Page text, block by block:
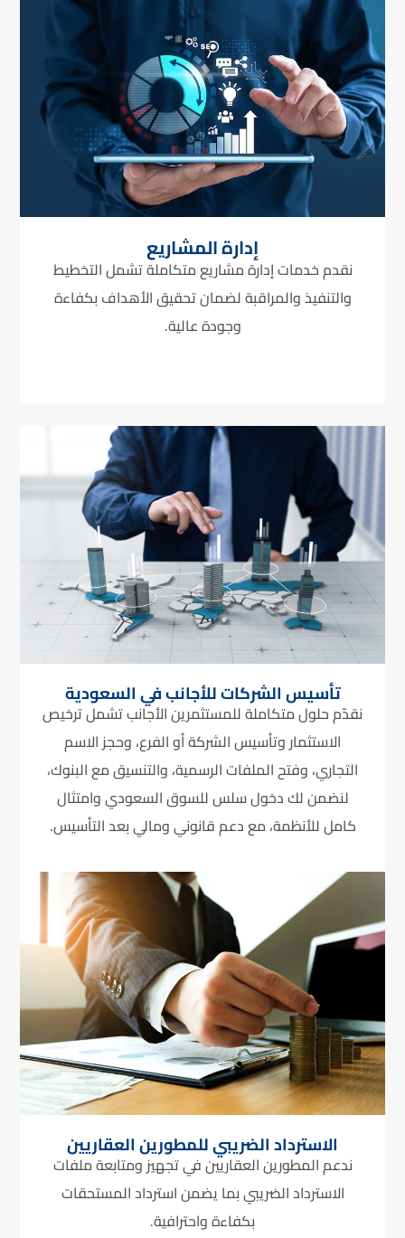
إدارة المشاريع
نقدم خدمات إدارة مشاريع متكاملة تشمل التخطيط
والتنفيذ والمراقبة لضمان تحقيق الأهداف بكفاءة
وجودة عالية.
تأسيس الشركات للأجانب في السعودية
نقدّم حلول متكاملة للمستثمرين الأجانب تشمل ترخيص
الاستثمار وتأسيس الشركة أو الفرع، وحجز الاسم
التجاري، وفتح الملفات الرسمية، والتنسيق مع البنوك،
لنضمن لك دخول سلس للسوق السعودي وامتثال
كامل للأنظمة، مع دعم قانوني ومالي بعد التأسيس.
الاسترداد الضريبي للمطورين العقاريين
ندعم المطورين العقاريين في تجهيز ومتابعة ملفات
الاسترداد الضريبي بما يضمن استرداد المستحقات
بكفاءة واحترافية.